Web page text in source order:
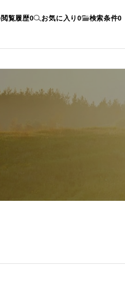
閲覧履歴0 お気に入り 0 検索条件0